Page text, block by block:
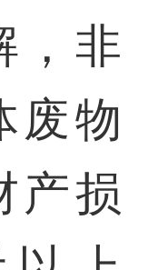
非
废物
产损